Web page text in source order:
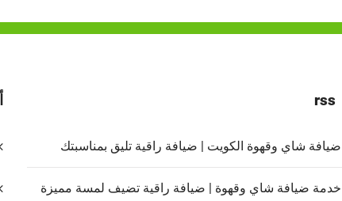
rss
ضيافة شاي وقهوة الكويت | ضيافة راقية تليق بمناسبتك
خدمة ضيافة شاي وقهوة | ضيافة راقية تضيف لمسة مميزة